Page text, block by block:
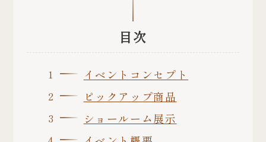
目次
イベントコンセプト
ピックアップ商品
ショールーム展示